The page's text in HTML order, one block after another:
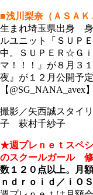
■浅川梨奈（ＡＳＡ
生まれ埼玉県出身 身
ルユニット「ＳＵＰ
中。ＳＵＰＥＲ☆Ｇ
マ！！！』が８月３
夜』が１２月公開予
【@SG_NANA_avex
撮影／矢西誠スタイ
子 萩村千紗子
★週プレｎｅｔスペ
のスクールガール 修
数１２０点以上。月
ｎｄｒｏｉｄ／ｉＯＳ